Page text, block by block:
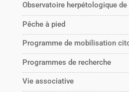
Observatoire herpétologique de
Pêche à pied
Programme de mobilisation
Programmes de recherche
Vie associative